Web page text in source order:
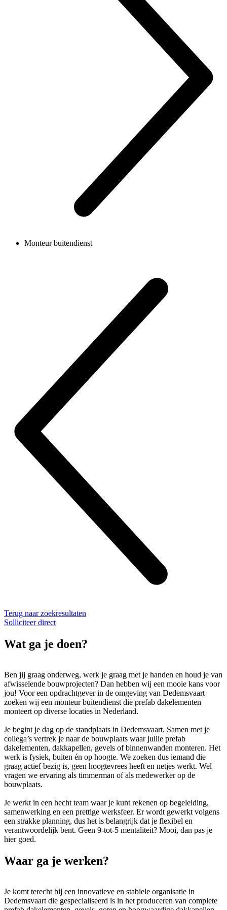
Monteur buitendienst
Terug naar zoekresultaten
Solliciteer direct
Wat ga je doen?
Ben jij graag onderweg, werk je graag met je handen en houd je van
afwisselende bouwprojecten? Dan hebben wij een mooie kans voor
jou! Voor een opdrachtgever in de omgeving van Dedemsvaart
zoeken wij een monteur buitendienst die prefab dakelementen
monteert op diverse locaties in Nederland.
Je begint je dag op de standplaats in Dedemsvaart. Samen met je
collega’s vertrek je naar de bouwplaats waar jullie prefab
dakelementen, dakkapellen, gevels of binnenwanden monteren. Het
werk is fysiek, buiten én op hoogte. We zoeken dus iemand die
graag actief bezig is, geen hoogtevrees heeft en netjes werkt. Wel
vragen we ervaring als timmerman of als medewerker op de
bouwplaats.
Je werkt in een hecht team waar je kunt rekenen op begeleiding,
samenwerking en een prettige werksfeer. Er wordt gewerkt volgens
een strakke planning, dus het is belangrijk dat je flexibel en
verantwoordelijk bent. Geen 9-tot-5 mentaliteit? Mooi, dan pas je
hier goed.
Waar ga je werken?
Je komt terecht bij een innovatieve en stabiele organisatie in
Dedemsvaart die gespecialiseerd is in het produceren van complete